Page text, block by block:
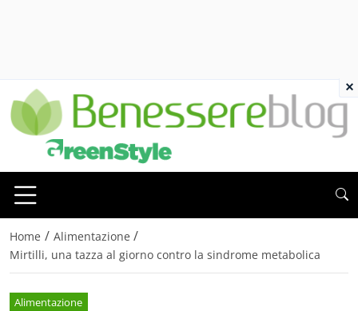
Home / Alimentazione /
Mirtilli, una tazza al giorno contro la sindrome metabolica
Alimentazione
×